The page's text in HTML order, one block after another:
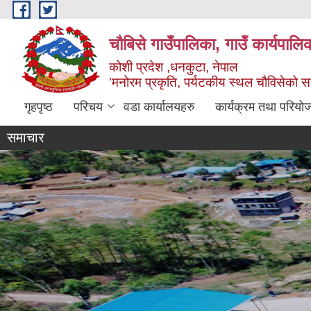
Skip to main content
चौबिसे गाउँपालिका, गाउँ
कोशी प्रदेश ,धनकुटा, नेपाल
'मनोरम प्रकृति, पर्यटकीय स्थल चौविसेको
गृहपृष्ठ परिचय वडा कार्यालयहरु कार्यक्रम तथा
समाचार